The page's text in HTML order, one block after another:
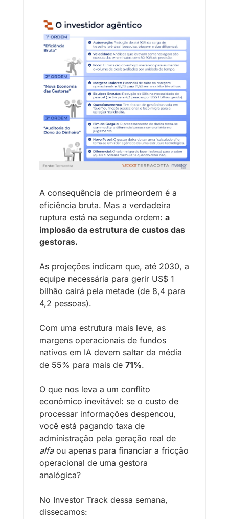
A consequência de primeordem é a
eficiência bruta. Mas a verdadeira
ruptura está na segunda ordem: a
implosão da estrutura de custos das
gestoras.
As projeções indicam que, até 2030, a
equipe necessária para gerir US$ 1
bilhão cairá pela metade (de 8,4 para
4,2 pessoas).
Com uma estrutura mais leve, as
margens operacionais de fundos
nativos em IA devem saltar da média
de 55% para mais de 71%.
O que nos leva a um conflito
econômico inevitável: se o custo de
processar informações despencou,
você está pagando taxa de
alfa ou apenas para financiar a fricção
operacional de uma gestora
analógica?
No Investor Track dessa semana,
dissecamos: